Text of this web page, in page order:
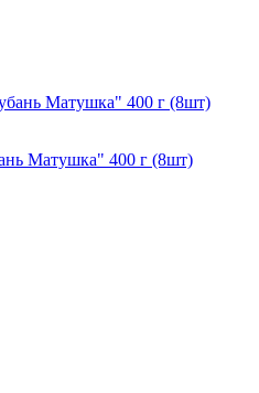
Матушка" 400 г (8шт)